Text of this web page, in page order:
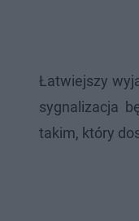
Łatwiejszy
sygnalizacja
takim, który